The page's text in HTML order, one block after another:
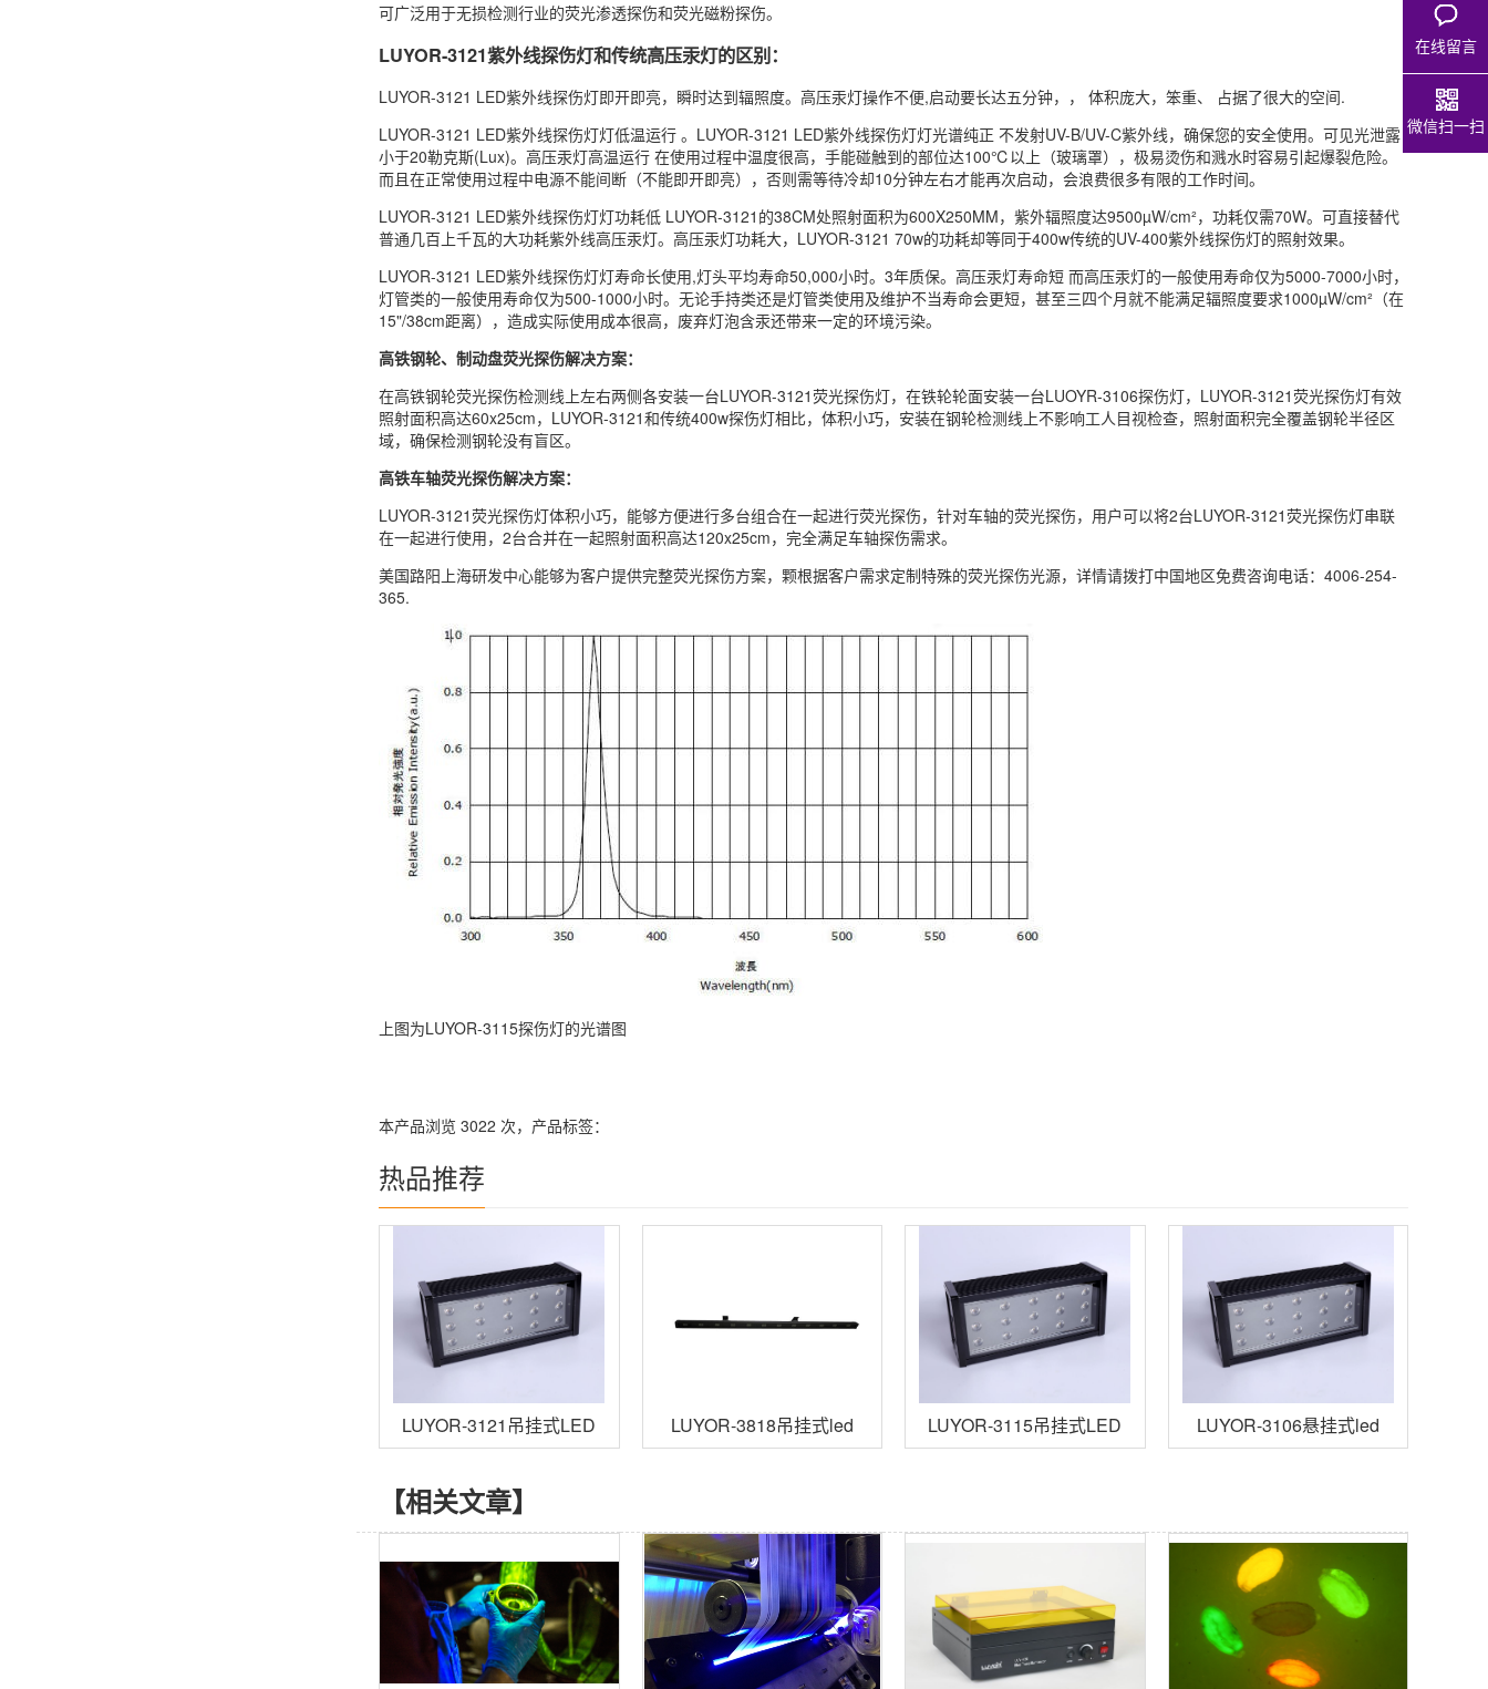
可广泛用于无损检测行业的荧光渗透探伤和荧光磁粉探伤。
LUYOR-3121紫外线探伤灯和传统高压汞灯的区别：
LUYOR-3121 LED紫外线探伤灯即开即亮，瞬时达到辐照度。高压汞灯操作不便,启动要长达五分钟，， 体积庞大，笨重、 占据了很大的空间.
LUYOR-3121 LED紫外线探伤灯灯低温运行 。LUYOR-3121 LED紫外线探伤灯灯光谱纯正 不发射UV-B/UV-C紫外线，确保您的安全使用。可见光泄露
小于20勒克斯(Lux)。高压汞灯高温运行 在使用过程中温度很高，手能碰触到的部位达100℃以上（玻璃罩），极易烫伤和溅水时容易引起爆裂危险。
而且在正常使用过程中电源不能间断（不能即开即亮），否则需等待冷却10分钟左右才能再次启动，会浪费很多有限的工作时间。
LUYOR-3121 LED紫外线探伤灯灯功耗低 LUYOR-3121的38CM处照射面积为600X250MM，紫外辐照度达9500µW/cm²，功耗仅需70W。可直接替代
普通几百上千瓦的大功耗紫外线高压汞灯。高压汞灯功耗大，LUYOR-3121 70w的功耗却等同于400w传统的UV-400紫外线探伤灯的照射效果。
LUYOR-3121 LED紫外线探伤灯灯寿命长使用,灯头平均寿命50,000小时。3年质保。高压汞灯寿命短 而高压汞灯的一般使用寿命仅为5000-7000小时，
灯管类的一般使用寿命仅为500-1000小时。无论手持类还是灯管类使用及维护不当寿命会更短，甚至三四个月就不能满足辐照度要求1000µW/cm²（在
15"/38cm距离），造成实际使用成本很高，废弃灯泡含汞还带来一定的环境污染。
高铁钢轮、制动盘荧光探伤解决方案：
在高铁钢轮荧光探伤检测线上左右两侧各安装一台LUYOR-3121荧光探伤灯，在铁轮轮面安装一台LUOYR-3106探伤灯，LUYOR-3121荧光探伤灯有效
照射面积高达60x25cm，LUYOR-3121和传统400w探伤灯相比，体积小巧，安装在钢轮检测线上不影响工人目视检查，照射面积完全覆盖钢轮半径区
域，确保检测钢轮没有盲区。
高铁车轴荧光探伤解决方案：
LUYOR-3121荧光探伤灯体积小巧，能够方便进行多台组合在一起进行荧光探伤，针对车轴的荧光探伤，用户可以将2台LUYOR-3121荧光探伤灯串联
在一起进行使用，2台合并在一起照射面积高达120x25cm，完全满足车轴探伤需求。
美国路阳上海研发中心能够为客户提供完整荧光探伤方案，颗根据客户需求定制特殊的荧光探伤光源，详情请拨打中国地区免费咨询电话：4006-254-
365.
上图为LUYOR-3115探伤灯的光谱图
本产品浏览 3022 次， 产品标签：
热品推荐
LUYOR-3121吊挂式LED
LUYOR-3818吊挂式led
LUYOR-3115吊挂式LED
LUYOR-3106悬挂式led
【相关文章】
在线留言
微信扫一扫